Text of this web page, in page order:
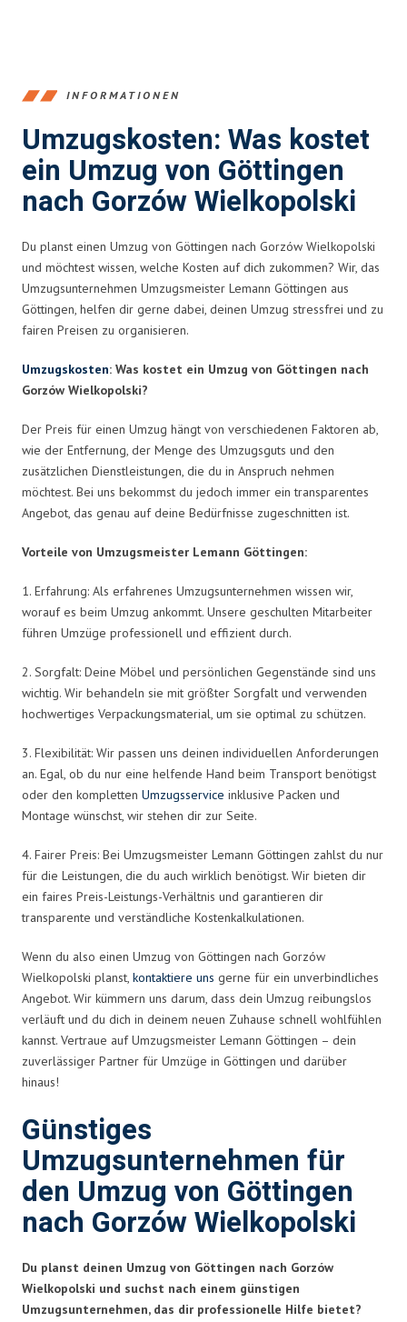
INFORMATIONEN
Umzugskosten: Was kostet
ein Umzug von Göttingen
nach Gorzów Wielkopolski
Du planst einen Umzug von Göttingen nach Gorzów Wielkopolski
und möchtest wissen, welche Kosten auf dich zukommen? Wir, das
Umzugsunternehmen Umzugsmeister Lemann Göttingen aus
Göttingen, helfen dir gerne dabei, deinen Umzug stressfrei und zu
fairen Preisen zu organisieren.
Umzugskosten: Was kostet ein Umzug von Göttingen nach
Gorzów Wielkopolski?
Der Preis für einen Umzug hängt von verschiedenen Faktoren ab,
wie der Entfernung, der Menge des Umzugsguts und den
zusätzlichen Dienstleistungen, die du in Anspruch nehmen
möchtest. Bei uns bekommst du jedoch immer ein transparentes
Angebot, das genau auf deine Bedürfnisse zugeschnitten ist.
Vorteile von Umzugsmeister Lemann Göttingen:
1. Erfahrung: Als erfahrenes Umzugsunternehmen wissen wir,
worauf es beim Umzug ankommt. Unsere geschulten Mitarbeiter
führen Umzüge professionell und effizient durch.
2. Sorgfalt: Deine Möbel und persönlichen Gegenstände sind uns
wichtig. Wir behandeln sie mit größter Sorgfalt und verwenden
hochwertiges Verpackungsmaterial, um sie optimal zu schützen.
3. Flexibilität: Wir passen uns deinen individuellen Anforderungen
an. Egal, ob du nur eine helfende Hand beim Transport benötigst
oder den kompletten Umzugsservice inklusive Packen und
Montage wünschst, wir stehen dir zur Seite.
4. Fairer Preis: Bei Umzugsmeister Lemann Göttingen zahlst du nur
für die Leistungen, die du auch wirklich benötigst. Wir bieten dir
ein faires Preis-Leistungs-Verhältnis und garantieren dir
transparente und verständliche Kostenkalkulationen.
Wenn du also einen Umzug von Göttingen nach Gorzów
Wielkopolski planst, kontaktiere uns gerne für ein unverbindliches
Angebot. Wir kümmern uns darum, dass dein Umzug reibungslos
verläuft und du dich in deinem neuen Zuhause schnell wohlfühlen
kannst. Vertraue auf Umzugsmeister Lemann Göttingen – dein
zuverlässiger Partner für Umzüge in Göttingen und darüber
hinaus!
Günstiges
Umzugsunternehmen für
den Umzug von Göttingen
nach Gorzów Wielkopolski
Du planst deinen Umzug von Göttingen nach Gorzów
Wielkopolski und suchst nach einem günstigen
Umzugsunternehmen, das dir professionelle Hilfe bietet?